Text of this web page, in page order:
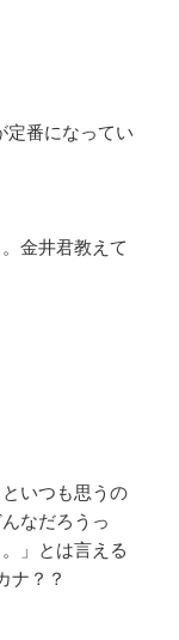
番になってい
金井君教えて
いつも思うの
なだろうっ
」とは言える
ナ？？